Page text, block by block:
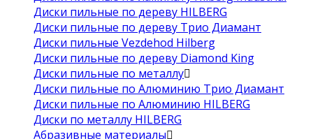
Диски пильные по дереву HILBERG
Диски пильные по дереву Трио Диамант
Диски пильные Vezdehod Hilberg
Диски пильные по дереву Diamond King
Диски пильные по металлу
Диски пильные по Алюминию Трио Диамант
Диски пильные по Алюминию HILBERG
Диски по металлу HILBERG
Абразивные материалы